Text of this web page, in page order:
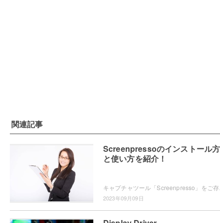
関連記事
Screenpressoのインストール
と使い方を紹介！
2023年09月09日